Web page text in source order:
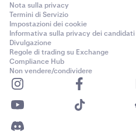
Nota sulla privacy
Termini di Servizio
Impostazioni dei cookie
Informativa sulla privacy dei candidati
Divulgazione
Regole di trading su Exchange
Compliance Hub
Non vendere/condividere